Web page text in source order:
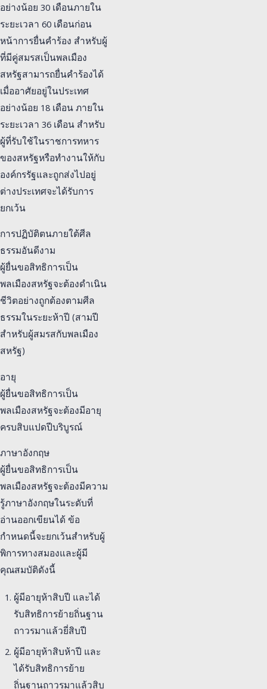
อย่างน้อย 30 เดือนภายใน
ระยะเวลา 60 เดือนก่อน
หน้าการยื่นคำร้อง สำหรับผู้
ที่มีคู่สมรสเป็นพลเมือง
สหรัฐสามารถยื่นคำร้องได้
เมื่ออาศัยอยู่ในประเทศ
อย่างน้อย 18 เดือน ภายใน
ระยะเวลา 36 เดือน สำหรับ
ผู้ที่รับใช้ในราชการทหาร
ของสหรัฐหรือทำงานให้กับ
องค์กรรัฐและถูกส่งไปอยู่
ต่างประเทศจะได้รับการ
ยกเว้น
การปฏิบัติตนภายใต้ศีล
ธรรมอันดีงาม
ผู้ยื่นขอสิทธิการเป็น
พลเมืองสหรัฐจะต้องดำเนิน
ชีวิตอย่างถูกต้องตามศีล
ธรรมในระยะห้าปี (สามปี
สำหรับผู้สมรสกับพลเมือง
สหรัฐ)
อายุ
ผู้ยื่นขอสิทธิการเป็น
พลเมืองสหรัฐจะต้องมีอายุ
ครบสิบแปดปีบริบูรณ์
ภาษาอังกฤษ
ผู้ยื่นขอสิทธิการเป็น
พลเมืองสหรัฐจะต้องมีความ
รู้ภาษาอังกฤษในระดับที่
อ่านออกเขียนได้ ข้อ
กำหนดนี้จะยกเว้นสำหรับผู้
พิการทางสมองและผู้มี
คุณสมบัติดังนี้
ผู้มีอายุห้าสิบปี และได้
รับสิทธิการย้ายถิ่นฐาน
ถาวรมาแล้วยี่สิบปี
ผู้มีอายุห้าสิบห้าปี และ
ได้รับสิทธิการย้าย